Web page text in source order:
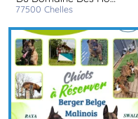
77500 chelles